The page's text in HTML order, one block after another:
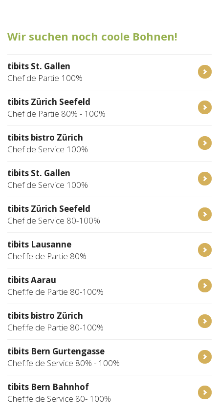
Login
Wir suchen noch coole Bohnen!
tibits St. Gallen
Chef de Partie 100%
tibits Zürich Seefeld
Chef de Partie 80% - 100%
tibits bistro Zürich
Chef de Service 100%
tibits St. Gallen
Chef de Service 100%
tibits Zürich Seefeld
Chef de Service 80-100%
tibits Lausanne
Chef:fe de Partie 80%
tibits Aarau
Chef:fe de Partie 80-100%
tibits bistro Zürich
Chef:fe de Partie 80-100%
tibits Bern Gurtengasse
Chef:fe de Service 80% - 100%
tibits Bern Bahnhof
Chef:fe de Service 80- 100%